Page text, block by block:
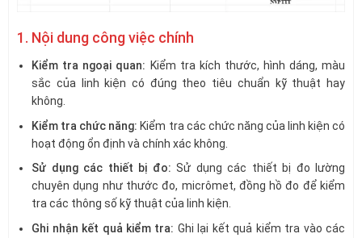
1. Nội dung công việc chính
Kiểm tra ngoại quan: Kiểm tra kích thước, hình dáng, màu
sắc của linh kiện có đúng theo tiêu chuẩn kỹ thuật hay
không.
Kiểm tra chức năng: Kiểm tra các chức năng của linh kiện có
hoạt động ổn định và chính xác không.
Sử dụng các thiết bị đo:Sử dụng các thiết bị đo lường
chuyên dụng như thước đo, micrômet, đồng hồ đo để kiểm
tra các thông số kỹ thuật của linh kiện.
Ghi nhận kết quả kiểm tra: Ghi lại kết quả kiểm tra vào các